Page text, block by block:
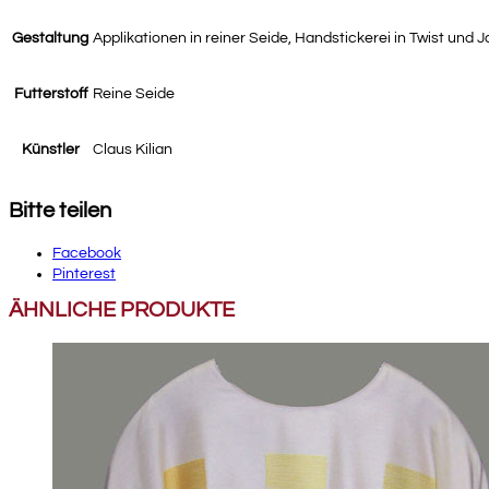
Gestaltung Applikationen in reiner Seide, Handstickerei in Twist und
Futterstoff Reine Seide
Künstler Claus Kilian
Bitte teilen
Facebook
Pinterest
ÄHNLICHE PRODUKTE